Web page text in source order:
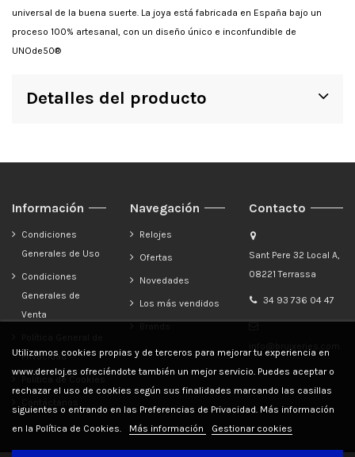
universal de la buena suerte. La joya está fabricada en España bajo un
proceso 100% artesanal, con un diseño único e inconfundible de
UNOde50®
Detalles del producto
Información
Condiciones
Generales de Uso
Condiciones
Generales de
Venta
Privacidad
Política de Cookies
Navegación
Relojes
Ofertas
Novedades
Los más vendidos
Contacto
Sant Pere 32 Local A,
08221 Terrassa
34 93 736 04 47
Utilizamos cookies propias y de terceros para mejorar tu experiencia en
www.dereloj.es ofreciéndote también un mejor servicio. Puedes aceptar o
rechazar el uso de cookies según sus finalidades marcando las casillas
siguientes o entrando en las Preferencias de Privacidad. Más información
en la Política de Cookies.
Más información Gestionar cookies